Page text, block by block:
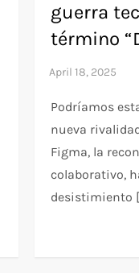
guerra
término
Podríamos
nueva
Figma, la
colaborativo,
desistimiento